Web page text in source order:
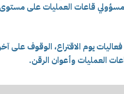
ومسؤولي قاعات العمليات على
يوم الاقتراع، الوقوف على
العمليات وأعوان الرقن.